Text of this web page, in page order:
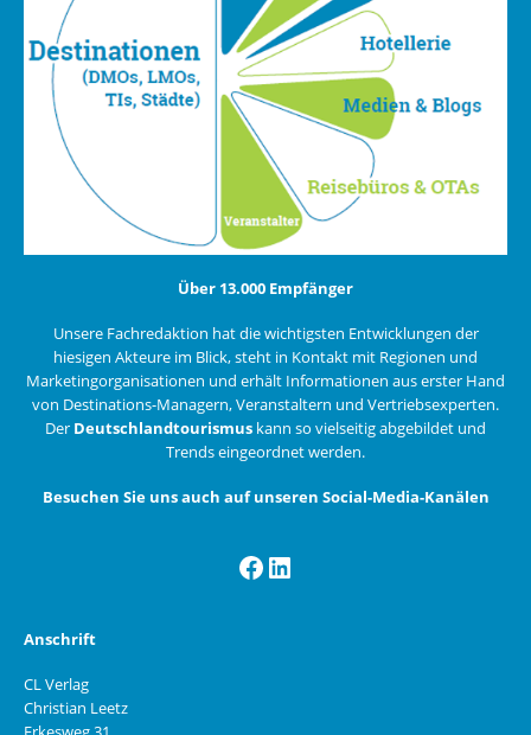
Über 13.000 Empfänger
Unsere Fachredaktion hat die wichtigsten Entwicklungen der
hiesigen Akteure im Blick, steht in Kontakt mit Regionen und
Marketingorganisationen und erhält Informationen aus erster Hand
von Destinations-Managern, Veranstaltern und Vertriebsexperten.
Der Deutschlandtourismus kann so vielseitig abgebildet und
Trends eingeordnet werden.
Besuchen Sie uns auch auf unseren Social-Media-Kanälen
Facebook
LinkedIn
Anschrift
CL Verlag
Christian Leetz